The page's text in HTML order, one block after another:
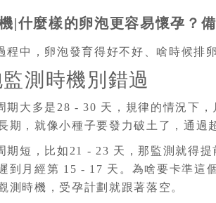
|什麼樣的卵泡更容易懷孕？
程中，卵泡發育得好不好、啥時候排
測時機別錯過
期大多是28 - 30 天，規律的情況下
期，就像小種子要發力破土了，通過
期短，比如21 - 23 天，那監測就得
到月經第 15 - 17 天。為啥要卡準這
測時機，受孕計劃就跟著落空。